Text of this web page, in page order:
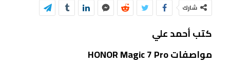
شارك
كتب أحمد علي
مواصفات HONOR Magic 7 Pro